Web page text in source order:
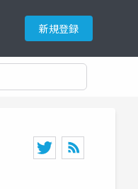
新規登録